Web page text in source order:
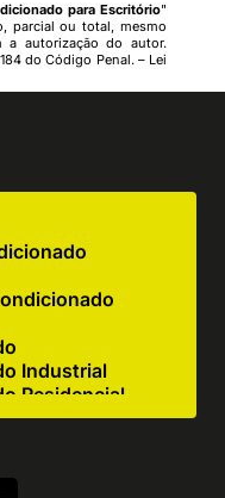
para Escritório"
parcial ou total, mesmo
a autorização do autor.
do Código Penal. – Lei
Industrial
Residencial
Cocção
Industrial